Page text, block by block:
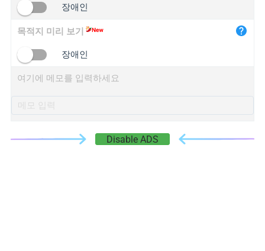
장애인
목적지 미리 보기
장애인
여기에 메모를 입력하세요
Disable ADS